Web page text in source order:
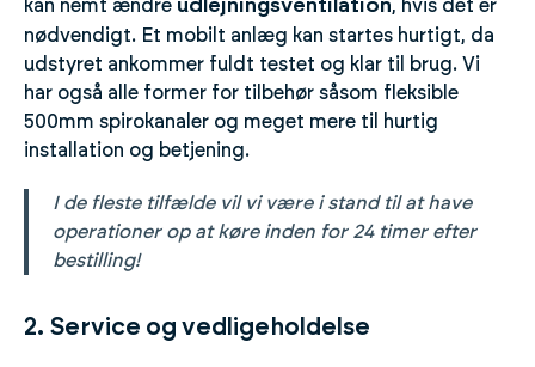
kan nemt ændre udlejningsventilation, hvis det er
nødvendigt. Et mobilt anlæg kan startes hurtigt, da
udstyret ankommer fuldt testet og klar til brug. Vi
har også alle former for tilbehør såsom fleksible
500mm spirokanaler og meget mere til hurtig
installation og betjening.
I de fleste tilfælde vil vi være i stand til at have
operationer op at køre inden for 24 timer efter
bestilling!
2. Service og vedligeholdelse